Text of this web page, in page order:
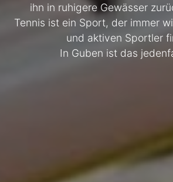
ihn in ruhigere Gewässer
Tennis ist ein Sport, der immer
und aktiven Sportler
In Guben ist das